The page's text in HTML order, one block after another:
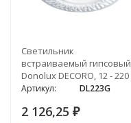
Светильник
встраиваемый гипсовый
Donolux DECORO, 12 - 220
В, белый
Артикул: DL223G
2 126,25 ₽